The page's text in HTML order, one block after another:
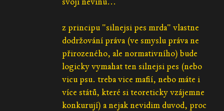
z principu "silnejsi pes mrda" vlastne
dodržování práva (ve smyslu práva ne
přirozeného, ale normativního) bude
logicky vymahat ten silnejsi pes (nebo
vicu psu. treba vice mafií, nebo máte i
více států, které si teoreticky vzájemne
konkurují) a nejak nevidim duvod, proc